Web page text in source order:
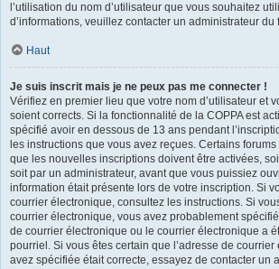
l’utilisation du nom d’utilisateur que vous souhaitez
d’informations, veuillez contacter un administrateur du
Haut
Je suis inscrit mais je ne peux pas me connecter !
Vérifiez en premier lieu que votre nom d’utilisateur et
soient corrects. Si la fonctionnalité de la COPPA est
spécifié avoir en dessous de 13 ans pendant
les instructions que vous avez reçues. Certains
que les nouvelles inscriptions doivent être activées,
soit par un administrateur, avant que vous puissiez
information était présente lors de votre inscription. Si
courrier électronique, consultez les instructions. Si
courrier électronique, vous avez probablement
de courrier électronique ou le courrier électronique a
pourriel. Si vous êtes certain que l’adresse de
avez spécifiée était correcte, essayez de contacter un